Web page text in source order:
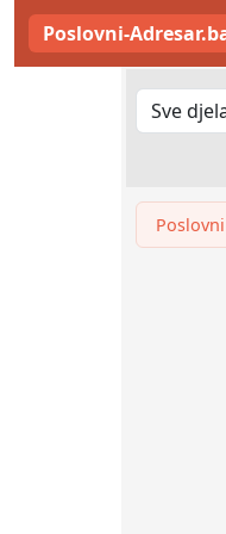
Poslovni-